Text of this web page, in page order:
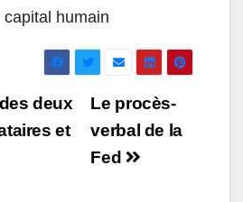
humain
Le procès-
verbal de la
Fed
deux
et